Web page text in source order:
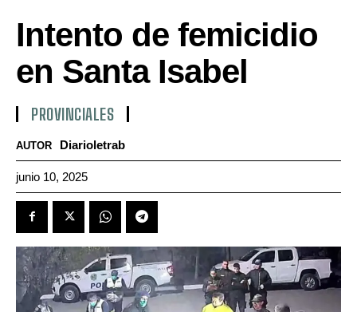
Intento de femicidio
en Santa Isabel
PROVINCIALES
AUTOR Diarioletrab
junio 10, 2025